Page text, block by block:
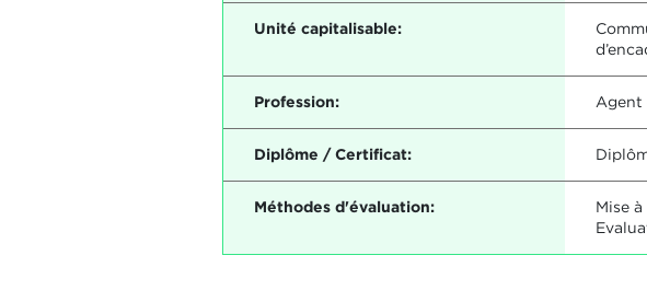
Unité capitalisable:
Profession: Agent
Diplôme / Certificat:
Méthodes d'évaluation:
Mise